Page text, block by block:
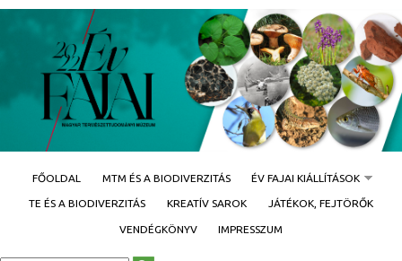
Jump to navigation
FŐOLDAL MTM ÉS A BIODIVERZITÁS ÉV FAJAI KIÁLLÍTÁSOK
TE ÉS A BIODIVERZITÁS KREATÍV SAROK JÁTÉKOK, FEJTÖRŐK
VENDÉGKÖNYV IMPRESSZUM